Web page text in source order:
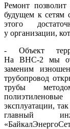
Ремонт
будущем к сетям
этого
у организации,
- Объект
На ВНС-2 мы
заменим
трубопровод
трубы
эксплуатации,
главный